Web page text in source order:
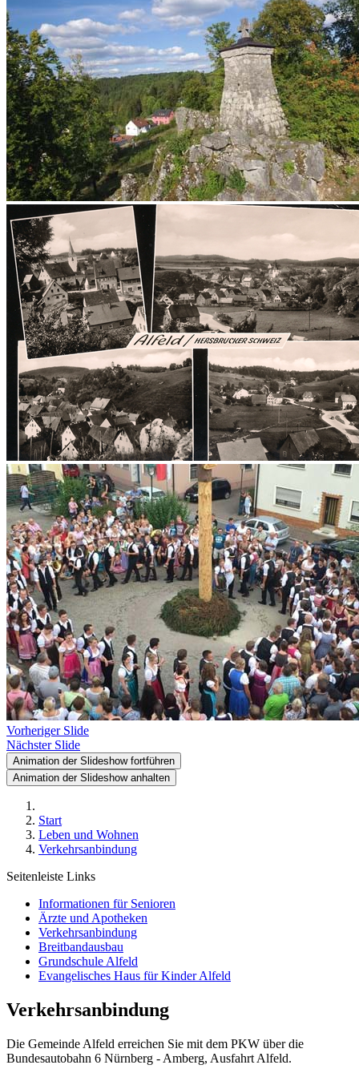
Vorheriger Slide
Nächster Slide
Animation der Slideshow fortführen
Animation der Slideshow anhalten
Start
Leben und Wohnen
Verkehrsanbindung
Seitenleiste Links
Informationen für Senioren
Ärzte und Apotheken
Verkehrsanbindung
Breitbandausbau
Grundschule Alfeld
Evangelisches Haus für Kinder Alfeld
Verkehrsanbindung
Die Gemeinde Alfeld erreichen Sie mit dem PKW über die
Bundesautobahn 6 Nürnberg - Amberg, Ausfahrt Alfeld.